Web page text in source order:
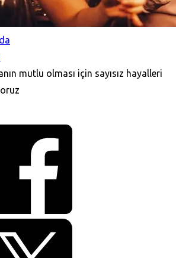
mutlu olması için sayısız hayalleri